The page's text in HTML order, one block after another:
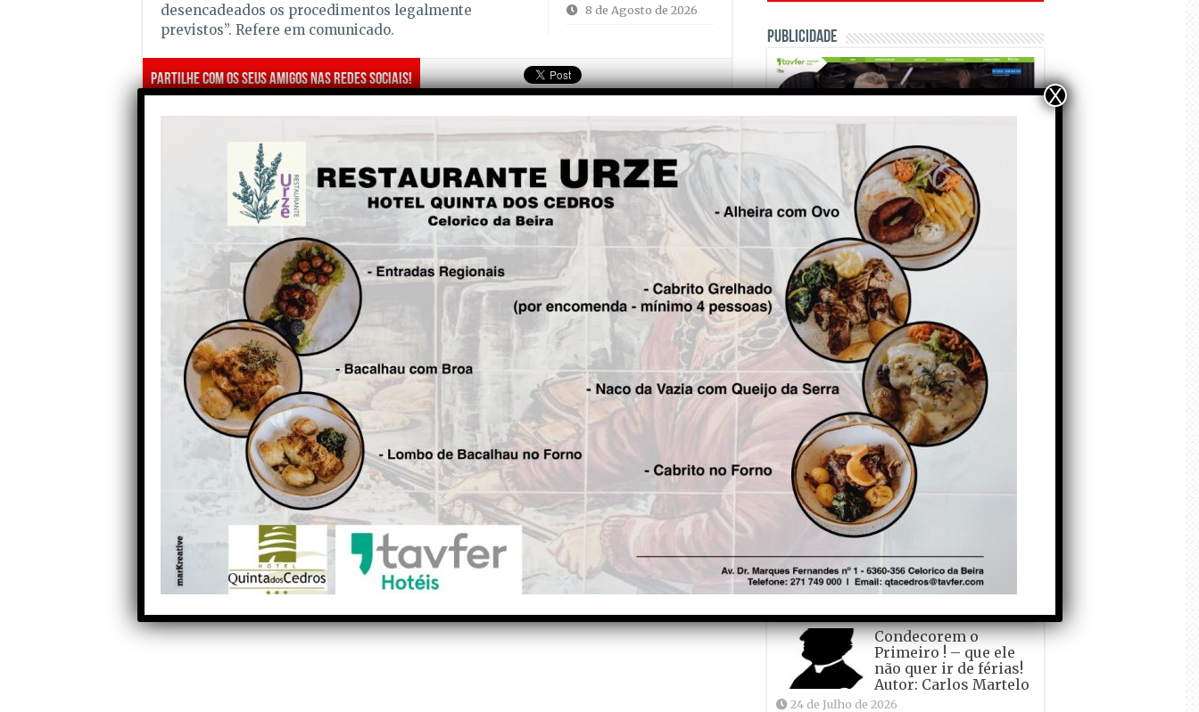
8 de Agosto de 2026
desencadeados os procedimentos legalmente
previstos”. Refere em comunicado.
Partilhe com os seus amigos nas redes sociais!
Arganil aposta na retoma do
comércio local
Seg.
MAAVIM no Parlamento para
dar conta à comissão da
Agricultura e Mar das
dificuldades das vítimas dos
incêndios de 2017
Publicidade
OPINIÃO E CRÓNICAS
Matraquilhos… Autor:
Fernando Roldão
6 de Agosto de 2026
A marca Sporting em
todo o mundo está a
crescer atrás de
Ronaldo. Autor: Paulo
Freitas do Amaral
5 de Agosto de 2026
Falso crescimento…
Autor: Nuno Pereira
1 de Agosto de 2026
Tadei Pogacar vence o
“Tour” – A “Volta a
França em Bicicleta”
pela quinta vez! Autor:
João Dinis
Condecorem o
Primeiro ! – que ele
não quer ir de férias!
Autor: Carlos Martelo
24 de Julho de 2026
X